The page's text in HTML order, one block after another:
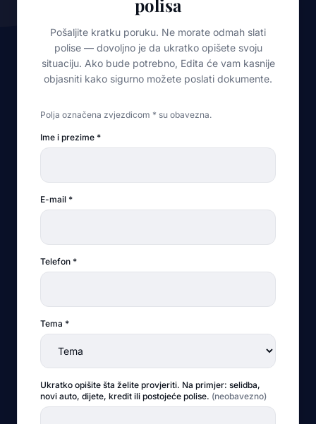
polisa
Pošaljite kratku poruku. Ne morate odmah slati
polise — dovoljno je da ukratko opišete svoju
situaciju. Ako bude potrebno, Edita će vam kasnije
objasniti kako sigurno možete poslati dokumente.
Polja označena zvjezdicom * su obavezna.
Ime i prezime *
E-mail *
Telefon *
Tema *
Ukratko opišite šta želite provjeriti. Na primjer: selidba,
novi auto, dijete, kredit ili postojeće polise. (neobavezno)